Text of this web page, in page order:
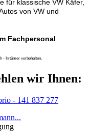
für klassische VW Käfer,
von VW und
Fachpersonal
- Irrtümer vorbehalten.
wir Ihnen: